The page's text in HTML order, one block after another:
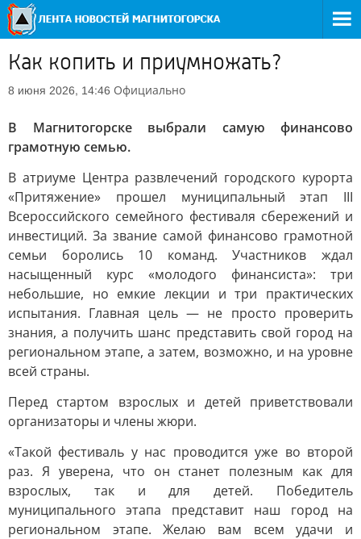
Как копить и приумножать?
8 июня 2026, 14:46 Официально
В Магнитогорске выбрали самую финансово
грамотную семью.
В атриуме Центра развлечений городского курорта
«Притяжение» прошел муниципальный этап III
Всероссийского семейного фестиваля сбережений и
инвестиций. За звание самой финансово грамотной
семьи боролись 10 команд. Участников ждал
насыщенный курс «молодого финансиста»: три
небольшие, но емкие лекции и три практических
испытания. Главная цель — не просто проверить
знания, а получить шанс представить свой город на
региональном этапе, а затем, возможно, и на уровне
всей страны.
Перед стартом взрослых и детей приветствовали
организаторы и члены жюри.
«Такой фестиваль у нас проводится уже во второй
раз. Я уверена, что он станет полезным как для
взрослых, так и для детей. Победитель
муниципального этапа представит наш город на
региональном этапе. Желаю вам всем удачи и